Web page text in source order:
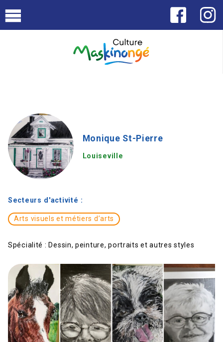
Monique St-Pierre
Louiseville
Secteurs d'activité :
Arts visuels et métiers d’arts
Spécialité : Dessin, peinture, portraits et autres styles